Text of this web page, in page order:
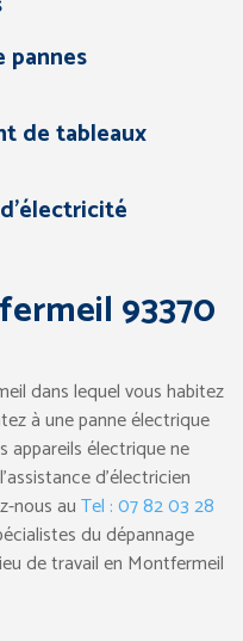
pannes
de tableaux
93370
dans lequel vous habitez
à une panne électrique
appareils électrique ne
d’électricien
nous auTel : 07 82 03 28
du dépannage
de travail en Montfermeil